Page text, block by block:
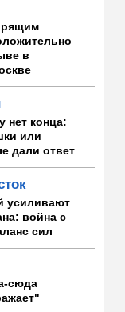
в
нет конца:
или
дали ответ
усиливают
война с
сил
сюда